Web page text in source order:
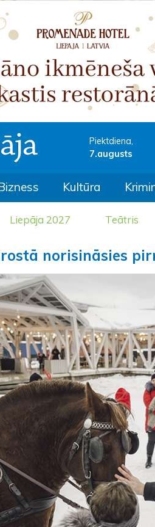
Piektdiena,
7.augusts
Kultūra
Liepāja 2027 Teātris
norisināsies